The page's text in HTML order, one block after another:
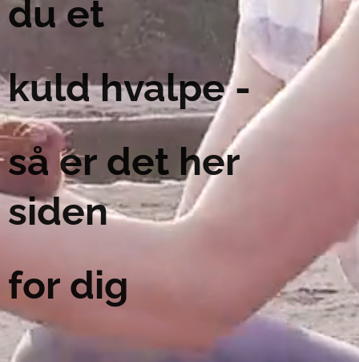
du et
kuld hvalpe -
så er det her
siden
for dig 😊